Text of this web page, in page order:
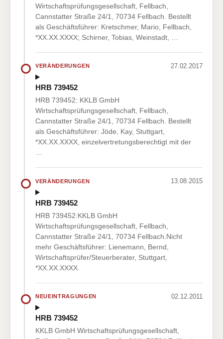
Wirtschaftsprüfungsgesellschaft, Fellbach,
Cannstatter Straße 24/1, 70734 Fellbach. Bestellt
als Geschäftsführer: Kretschmer, Mario, Fellbach,
*XX.XX.XXXX; Schirner, Tobias, Weinstadt, …
VERÄNDERUNGEN 27.02.2017
HRB 739452
HRB 739452: KKLB GmbH
Wirtschaftsprüfungsgesellschaft, Fellbach,
Cannstatter Straße 24/1, 70734 Fellbach. Bestellt
als Geschäftsführer: Jöde, Kay, Stuttgart,
*XX.XX.XXXX, einzelvertretungsberechtigt mit der
VERÄNDERUNGEN 13.08.2015
HRB 739452
HRB 739452:KKLB GmbH
Wirtschaftsprüfungsgesellschaft, Fellbach,
Cannstatter Straße 24/1, 70734 Fellbach.Nicht
mehr Geschäftsführer: Lienemann, Bernd,
Wirtschaftsprüfer/Steuerberater, Stuttgart,
*XX.XX.XXXX.
NEUEINTRAGUNGEN 02.12.2011
HRB 739452
KKLB GmbH Wirtschaftsprüfungsgesellschaft,